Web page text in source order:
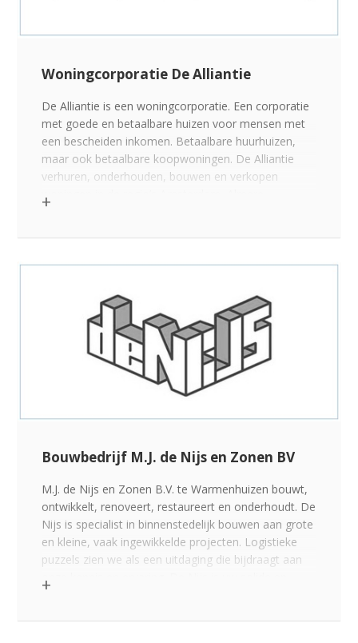
Woningcorporatie De Alliantie
De Alliantie is een woningcorporatie. Een corporatie
met goede en betaalbare huizen voor mensen met
een bescheiden inkomen. Betaalbare huurhuizen,
maar ook betaalbare koopwoningen. De Alliantie
verhuren, onderhouden, bouwen en verkopen
woningen in de regio’s Amsterdam, Almere,
Bouwbedrijf M.J. de Nijs en Zonen BV
M.J. de Nijs en Zonen B.V. te Warmenhuizen bouwt,
ontwikkelt, renoveert, restaureert en onderhoudt. De
Nijs is specialist in binnenstedelijk bouwen aan grote
en kleine, vaak ingewikkelde projecten. Logistieke
puzzels zien we als een uitdaging die bijdraagt aan
onze kennis en ervaring. De Nijs is uw solide en
Klik voor de link op >>>